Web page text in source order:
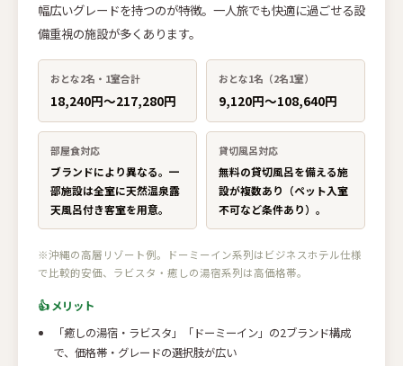
幅広いグレードを持つのが特徴。一人旅でも快適に過ごせる設
備重視の施設が多くあります。
おとな2名・1室合計
18,240円〜217,280円
おとな1名（2名1室）
9,120円〜108,640円
部屋食対応
ブランドにより異なる。一
部施設は全室に天然温泉露
天風呂付き客室を用意。
貸切風呂対応
無料の貸切風呂を備える施
設が複数あり（ペット入室
不可など条件あり）。
※沖縄の高層リゾート例。ドーミーイン系列はビジネスホテル仕様
で比較的安価、ラビスタ・癒しの湯宿系列は高価格帯。
👍 メリット
「癒しの湯宿・ラビスタ」「ドーミーイン」の2ブランド構成
で、価格帯・グレードの選択肢が広い